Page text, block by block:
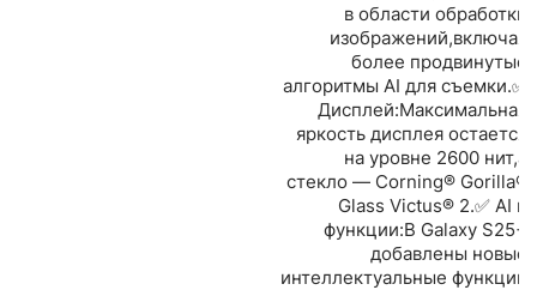
в области обработки
изображений,включая
более продвинутые
алгоритмы AI для съемки.✅
Дисплей:Максимальная
яркость дисплея остается
на уровне 2600 нит,а
стекло — Corning® Gorilla®
Glass Victus® 2.✅ AI и
функции:В Galaxy S25+
добавлены новые
интеллектуальные функции